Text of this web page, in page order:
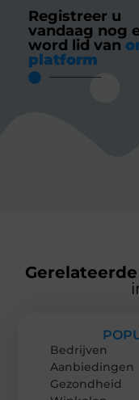
Registreer u
vandaag nog
word lid van
platform
Bedrijven
Aanbiedingen
Gezondheid